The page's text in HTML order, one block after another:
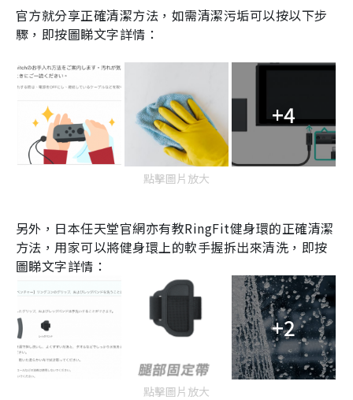
官方就分享正確清潔方法，如需清潔污垢可以按以下步
驟，即按圖睇文字詳情：
+4
點擊圖片放大
另外，日本任天堂官網亦有教RingFit健身環的正確清潔
方法，用家可以將健身環上的軟手握拆出來清洗，即按
圖睇文字詳情：
+2
點擊圖片放大